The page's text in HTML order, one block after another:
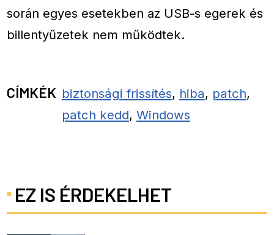
során egyes esetekben az USB-s egerek és
billentyűzetek nem működtek.
CÍMKÉK biztonsági frissítés, hiba, patch,
patch kedd, Windows
EZ IS ÉRDEKELHET